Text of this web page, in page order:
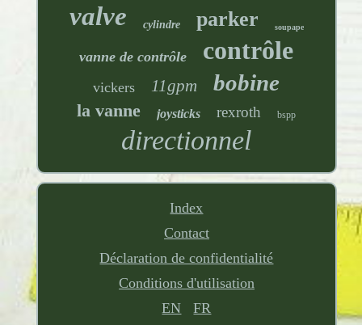
valve cylindre parker soupape
vanne de contrôle contrôle
vickers 11gpm bobine
la vanne joysticks rexroth bspp
directionnel
Index
Contact
Déclaration de confidentialité
Conditions d'utilisation
EN
FR